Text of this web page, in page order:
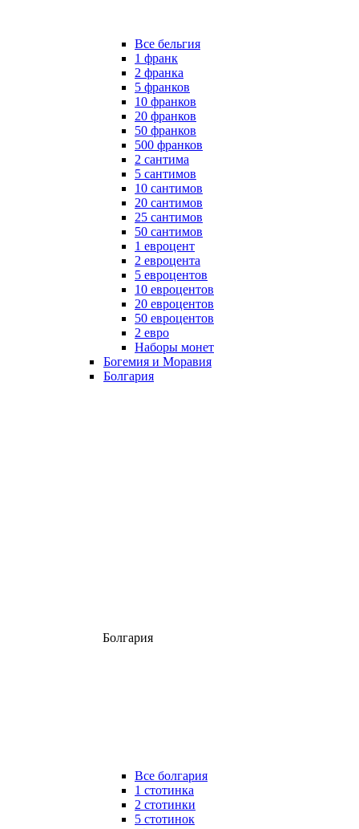
Все бельгия
1 франк
2 франка
5 франков
10 франков
20 франков
50 франков
500 франков
2 сантима
5 сантимов
10 сантимов
20 сантимов
25 сантимов
50 сантимов
1 евроцент
2 евроцента
5 евроцентов
10 евроцентов
20 евроцентов
50 евроцентов
2 евро
Наборы монет
Богемия и Моравия
Болгария
Болгария
Все болгария
1 стотинка
2 стотинки
5 стотинок